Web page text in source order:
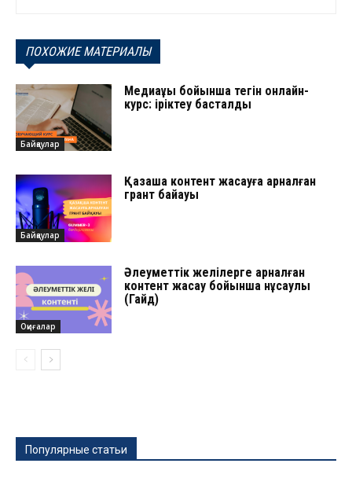
ПОХОЖИЕ МАТЕРИАЛЫ
Байқаулар
Медиақұқық бойынша тегін онлайн-
курс: іріктеу басталды
Байқаулар
Қазақша контент жасауға арналған
грант байқауы
Оқиғалар
Әлеуметтік желілерге арналған
контент жасау бойынша нұсқаулық
(Гайд)
Популярные статьи